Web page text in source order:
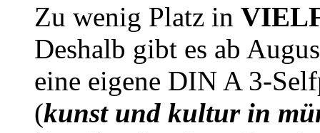
Zu wenig Platz in
Deshalb gibt es ab
eine eigene DIN A 3-
(kunst und kultur in